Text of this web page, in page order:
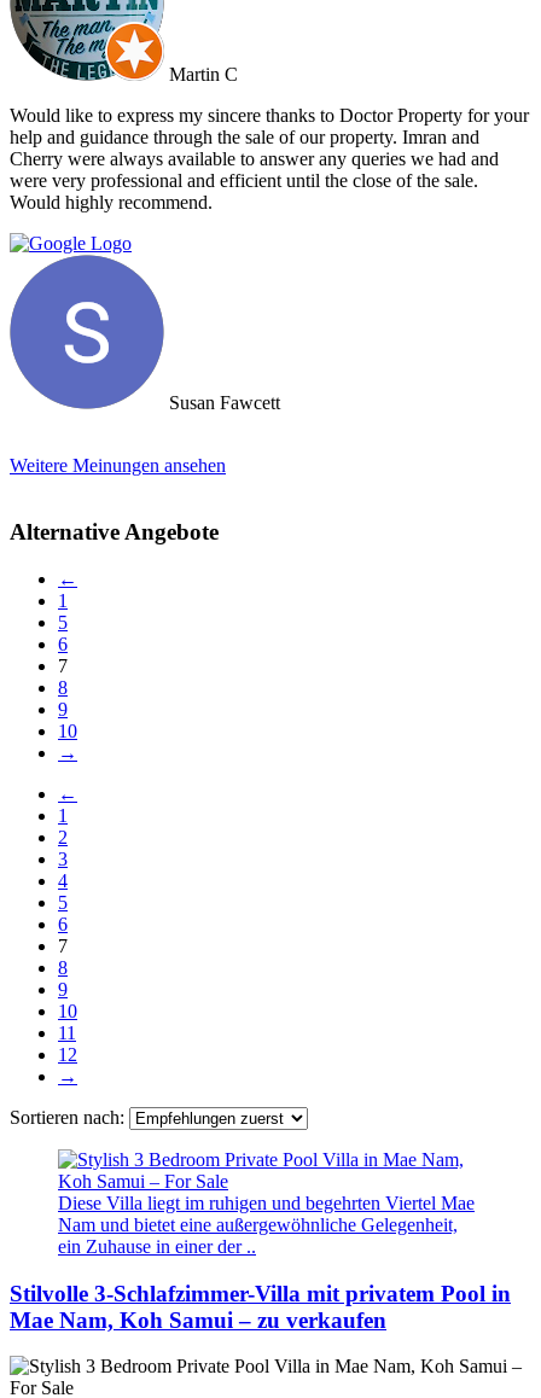
thank me later.
Martin C
Would like to express my sincere thanks to Doctor Property for your
help and guidance through the sale of our property. Imran and
Cherry were always available to answer any queries we had and
were very professional and efficient until the close of the sale.
Would highly recommend.
Susan Fawcett
Weitere Meinungen ansehen
Alternative Angebote
←
1
5
6
7
8
9
10
→
←
1
2
3
4
5
6
7
8
9
10
11
12
→
Sortieren nach:
Diese Villa liegt im ruhigen und begehrten Viertel Mae
Nam und bietet eine außergewöhnliche Gelegenheit,
ein Zuhause in einer der ..
Stilvolle 3-Schlafzimmer-Villa mit privatem Pool in
Mae Nam, Koh Samui – zu verkaufen